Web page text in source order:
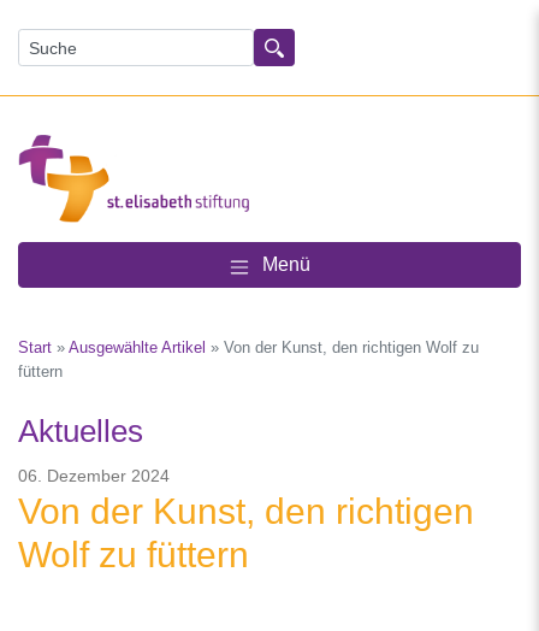
Suchen
Menü
Start » Ausgewählte Artikel » Von der Kunst, den richtigen Wolf zu
füttern
Aktuelles
06. Dezember 2024
Von der Kunst, den richtigen
Wolf zu füttern